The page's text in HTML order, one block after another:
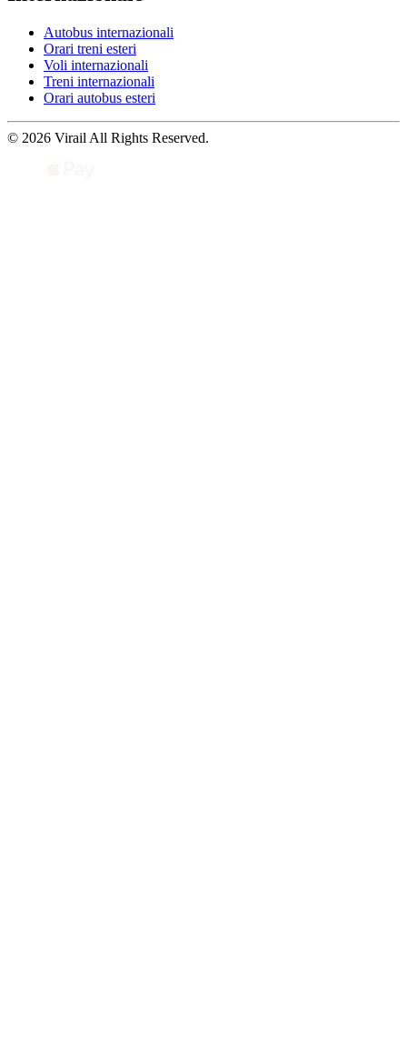
Autobus internazionali
Orari treni esteri
Voli internazionali
Treni internazionali
Orari autobus esteri
© 2026 Virail All Rights Reserved.